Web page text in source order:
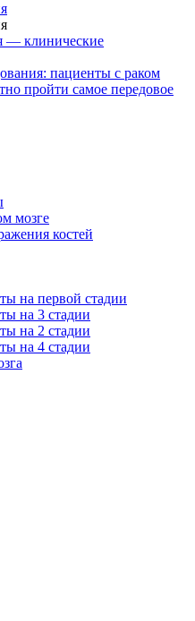
— клинические
пациенты с раком
пройти самое передовое
мозге
костей
на первой стадии
на 3 стадии
на 2 стадии
на 4 стадии